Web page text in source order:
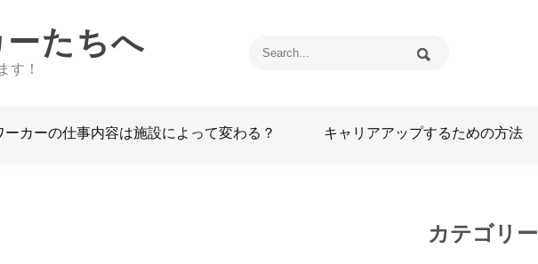
たちへ
す！
ーカーの仕事内容は施設によって変わる？ キャリアアップするための方法
カテゴリー